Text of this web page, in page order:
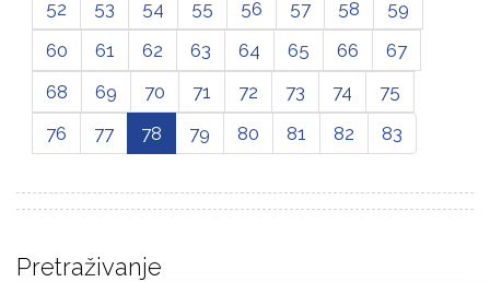
52
53 54 55 56 57 58
59
60
61 62 63 64 65 66
67
68
69 70 71 72 73 74
75
76
77 78 79 80 81 82 83
Pretraživanje